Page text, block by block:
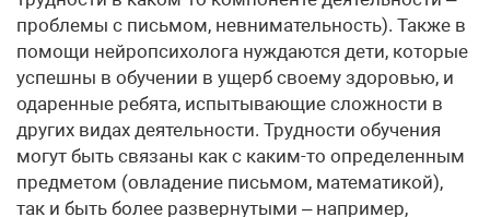
проблемы с письмом, невнимательность). Также в
помощи нейропсихолога нуждаются дети, которые
успешны в обучении в ущерб своему здоровью, и
одаренные ребята, испытывающие сложности в
других видах деятельности. Трудности обучения
могут быть связаны как с каким-то определенным
предметом (овладение письмом, математикой),
так и быть более развернутыми – например,